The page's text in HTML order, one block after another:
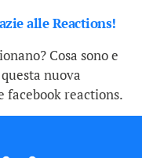
alle Reactions!
Cosa sono e
nuova
facebook reactions.